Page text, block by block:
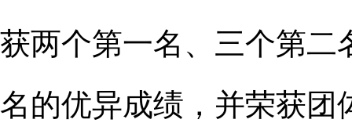
获两个第一名、三个第二
名的优异成绩，并荣获团